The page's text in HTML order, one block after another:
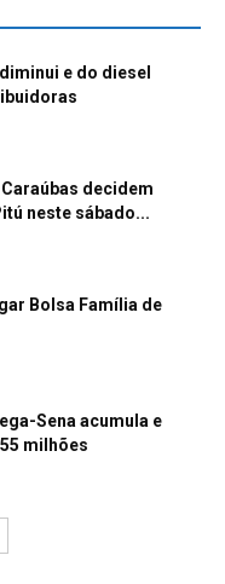
e do diesel
decidem
neste sábado...
Bolsa Família de
Sena acumula e
milhões